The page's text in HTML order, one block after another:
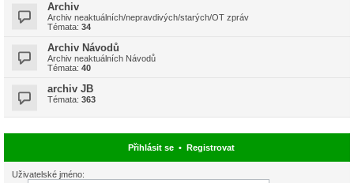
Archiv
Archiv neaktuálních/nepravdivých/starých/OT zpráv
Témata: 34
Archiv Návodů
Archiv neaktuálních Návodů
Témata: 40
archiv JB
Témata: 363
Přihlásit se• Registrovat
Uživatelské jméno: